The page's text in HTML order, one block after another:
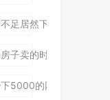
流程详解
足居然下款了,简单汇
有风险点，新手办理
子卖的时候贷款怎么
款包下款的黑户口子
5000的网贷哪个还能